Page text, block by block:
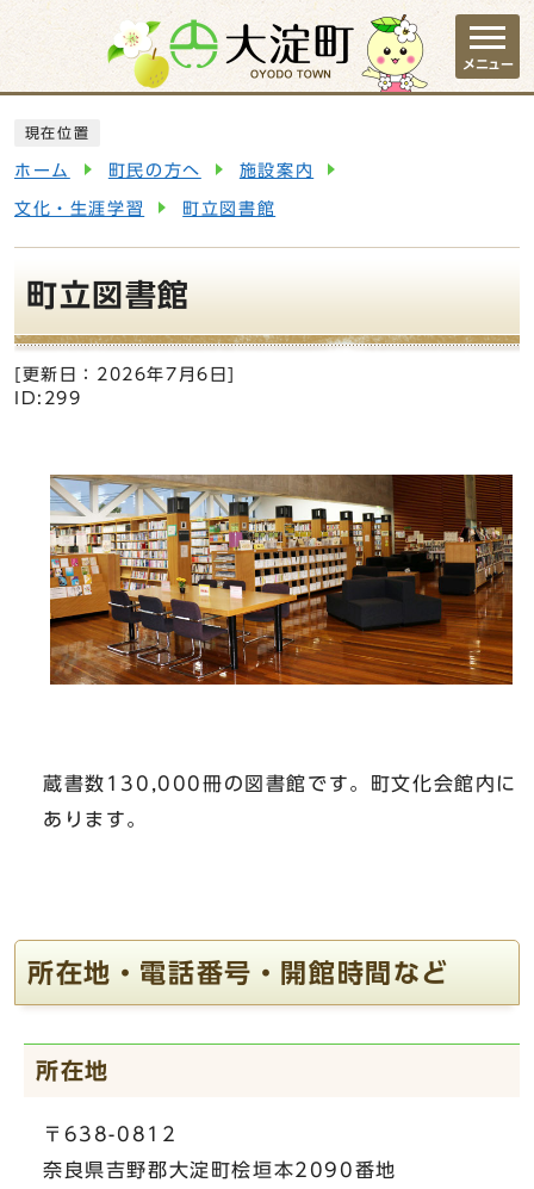
ページの先頭です
メニュー
現在位置
ホーム 町民の方へ 施設案内
文化・生涯学習 町立図書館
町立図書館
[更新日： 2026年7月6日
ID:299
蔵書数130,000冊の図書館です。町文化会館内に
あります。
所在地・電話番号・開館時間など
所在地
〒638-0812
奈良県吉野郡大淀町桧垣本2090番地